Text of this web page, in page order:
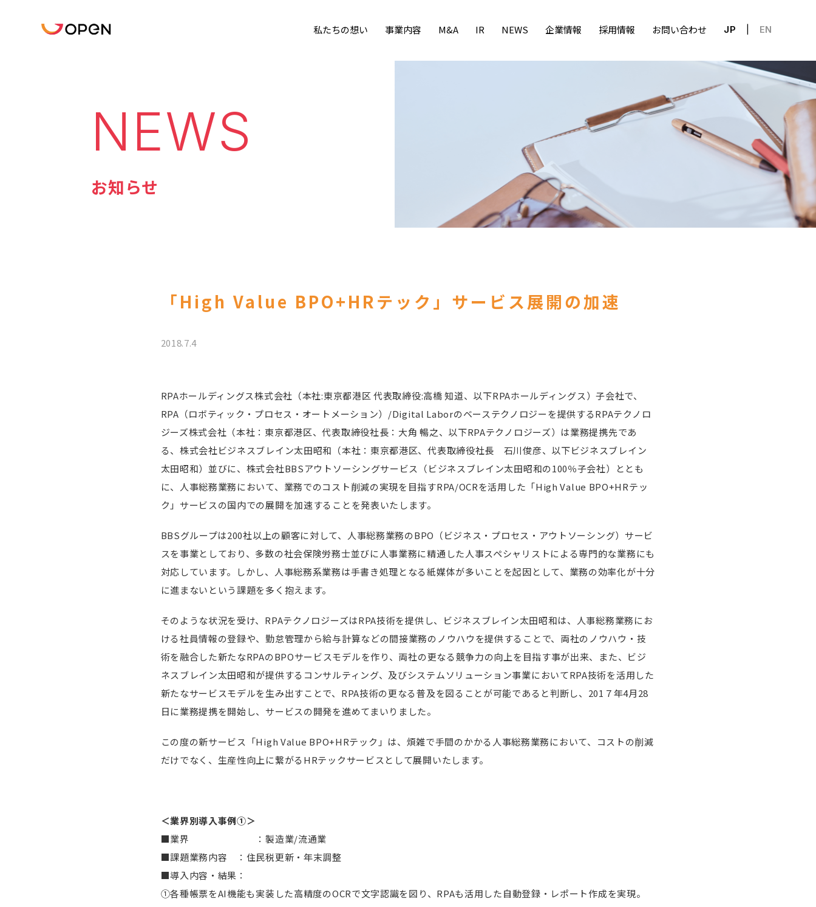
私たちの想い 事業内容 M&A IR NEWS 企業情報 採用情報 お問い合わせ EN
JP
NEWS
お知らせ
「High Value BPO+HRテック」サービス展開の加速
2018.7.4
RPAホールディングス株式会社（本社:東京都港区 代表取締役:高橋 知道、以下RPAホールディングス）子会社で、
RPA（ロボティック・プロセス・オートメーション）/Digital Laborのベーステクノロジーを提供するRPAテクノロ
ジーズ株式会社（本社：東京都港区、代表取締役社長：大角 暢之、以下RPAテクノロジーズ）は業務提携先であ
る、株式会社ビジネスブレイン太田昭和（本社：東京都港区、代表取締役社長 石川俊彦、以下ビジネスブレイン
太田昭和）並びに、株式会社BBSアウトソーシングサービス（ビジネスブレイン太田昭和の100％子会社）ととも
に、人事総務業務において、業務でのコスト削減の実現を目指すRPA/OCRを活用した「High Value BPO+HRテッ
ク」サービスの国内での展開を加速することを発表いたします。
BBSグループは200社以上の顧客に対して、人事総務業務のBPO（ビジネス・プロセス・アウトソーシング）サービ
スを事業としており、多数の社会保険労務士並びに人事業務に精通した人事スペシャリストによる専門的な業務にも
対応しています。しかし、人事総務系業務は手書き処理となる紙媒体が多いことを起因として、業務の効率化が十分
に進まないという課題を多く抱えます。
そのような状況を受け、RPAテクノロジーズはRPA技術を提供し、ビジネスブレイン太田昭和は、人事総務業務にお
ける社員情報の登録や、勤怠管理から給与計算などの間接業務のノウハウを提供することで、両社のノウハウ・技
術を融合した新たなRPAのBPOサービスモデルを作り、両社の更なる競争力の向上を目指す事が出来、また、ビジ
ネスブレイン太田昭和が提供するコンサルティング、及びシステムソリューション事業においてRPA技術を活用した
新たなサービスモデルを生み出すことで、RPA技術の更なる普及を図ることが可能であると判断し、201７年4月28
日に業務提携を開始し、サービスの開発を進めてまいりました。
この度の新サービス「High Value BPO+HRテック」は、煩雑で手間のかかる人事総務業務において、コストの削減
だけでなく、生産性向上に繋がるHRテックサービスとして展開いたします。
＜業界別導入事例①＞
■業界 ：製造業/流通業
■課題業務内容 ：住民税更新・年末調整
■導入内容・結果：
①各種帳票をAI機能も実装した高精度のOCRで文字認識を図り、RPAも活用した自動登録・レポート作成を実現。